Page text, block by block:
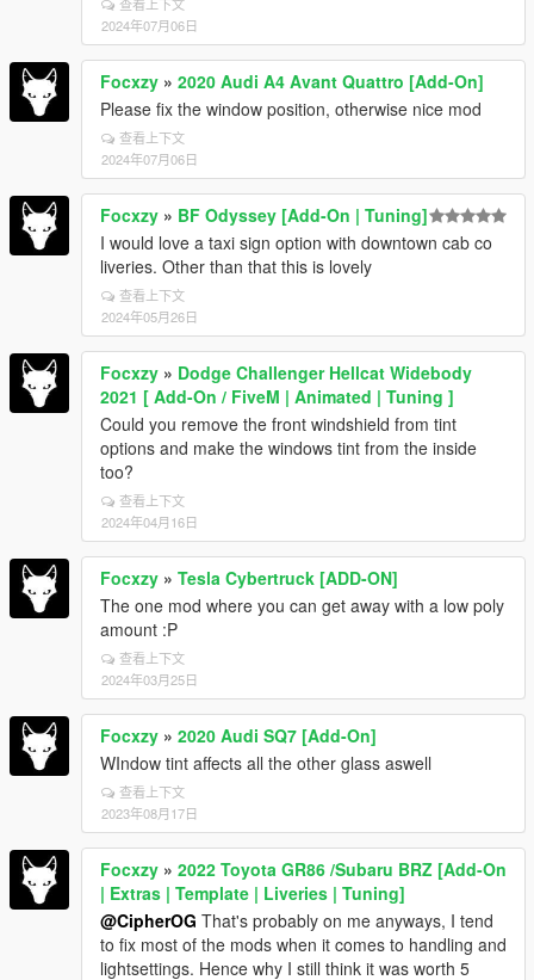
2024年07月06日
Focxzy » 2020 Audi A4 Avant Quattro [Add-On]
Please fix the window position, otherwise nice mod
查看上下文
2024年07月06日
Focxzy » BF Odyssey [Add-On | Tuning]
I would love a taxi sign option with downtown cab co
liveries. Other than that this is lovely
查看上下文
2024年05月26日
Focxzy » Dodge Challenger Hellcat Widebody
2021 [ Add-On / FiveM | Animated | Tuning ]
Could you remove the front windshield from tint
options and make the windows tint from the inside
too?
查看上下文
2024年04月16日
Focxzy » Tesla Cybertruck [ADD-ON]
The one mod where you can get away with a low poly
amount :P
查看上下文
2024年03月25日
Focxzy » 2020 Audi SQ7 [Add-On]
WIndow tint affects all the other glass aswell
查看上下文
2023年08月17日
Focxzy » 2022 Toyota GR86 /Subaru BRZ [Add-On
| Extras | Template | Liveries | Tuning]
@CipherOG That's probably on me anyways, I tend
to fix most of the mods when it comes to handling and
lightsettings. Hence why I still think it was worth 5